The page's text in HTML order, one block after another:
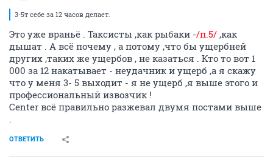
3-5т себе за 12 часов делает.
Это уже враньё . Таксисты ,как рыбаки -/п.5/ ,как
дышат . А всё почему , а потому ,что бы ущербней
других ,таких же ущербов , не казаться . Кто то вот 1
000 за 12 накатывает - неудачник и ущерб ,а я скажу
что у меня 3- 5 выходит - я не ущерб ,я выше этого и
профессиональный извозчик !
Center всё правильно разжевал двумя постами выше
.
ОТВЕТИТЬ